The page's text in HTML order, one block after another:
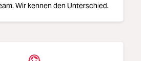
Wir kennen den Unterschied.